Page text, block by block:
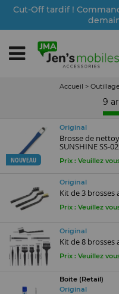
Cut-Off tardif !
Accueil > Outillage
9
NOUVEAU
Original
Brosse de
SUNSHINE SS-
Prix : Veuillez
Original
Kit de 3 brosses
Prix : Veuillez
Original
Kit de 8 brosses
Prix : Veuillez
Boite (Retail)
Original